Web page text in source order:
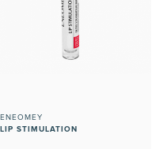
ENEOMEY
LIP STIMULATION